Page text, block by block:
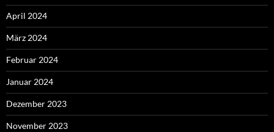
April 2024
März 2024
Februar 2024
Januar 2024
Dezember 2023
November 2023